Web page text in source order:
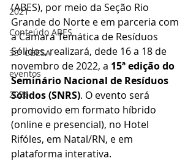
2021
Conteúdo ABES
33º CBESA
eventos
2026
(ABES), por meio da Seção Rio
Grande do Norte e em parceria com
a Câmara Temática de Resíduos
Sólidos, realizará, dede 16 a 18 de
novembro de 2022, a 15ª edição do
Seminário Nacional de Resíduos
Sólidos (SNRS). O evento será
promovido em formato híbrido
(online e presencial), no Hotel
Rifóles, em Natal/RN, e em
plataforma interativa.